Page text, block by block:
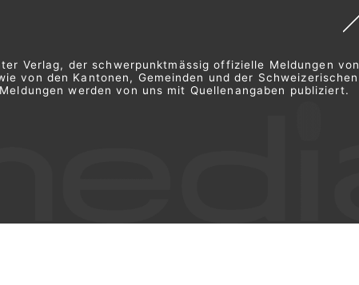
Verlag, der schwerpunktmässig offizielle Meldungen von
von den Kantonen, Gemeinden und der Schweizerischen
werden von uns mit Quellenangaben publiziert.